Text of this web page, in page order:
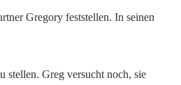
Gregory feststellen. In seinen
stellen. Greg versucht noch, sie